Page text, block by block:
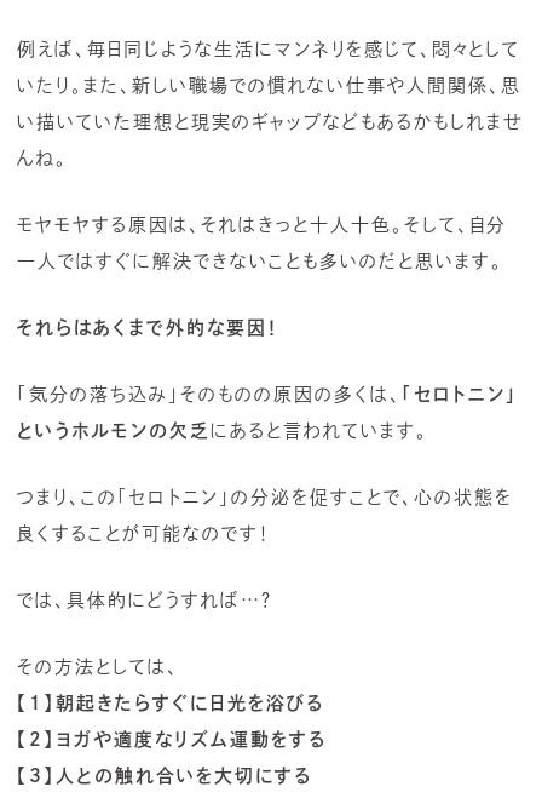
例えば、毎日同じような生活にマンネリを感じて、悶々として
いたり。また、新しい職場での慣れない仕事や人間関係、思
い描いていた理想と現実のギャップなどもあるかもしれませ
んね。
モヤモヤする原因は、それはきっと十人十色。そして、自分
一人ではすぐに解決できないことも多いのだと思います。
それらはあくまで外的な要因！
「気分の落ち込み」そのものの原因の多くは、
「セロトニン」
というホルモンの欠乏 にあると言われています。
つまり、この「セロトニン」の分泌を促すことで、心の状態を
良くすることが可能なのです！
では、具体的にどうすれば…？
その方法としては、
【1】 朝起きたらすぐに日光を浴びる
【2】ヨガや適度なリズム運動をする
【3】 人との触れ合いを大切にする